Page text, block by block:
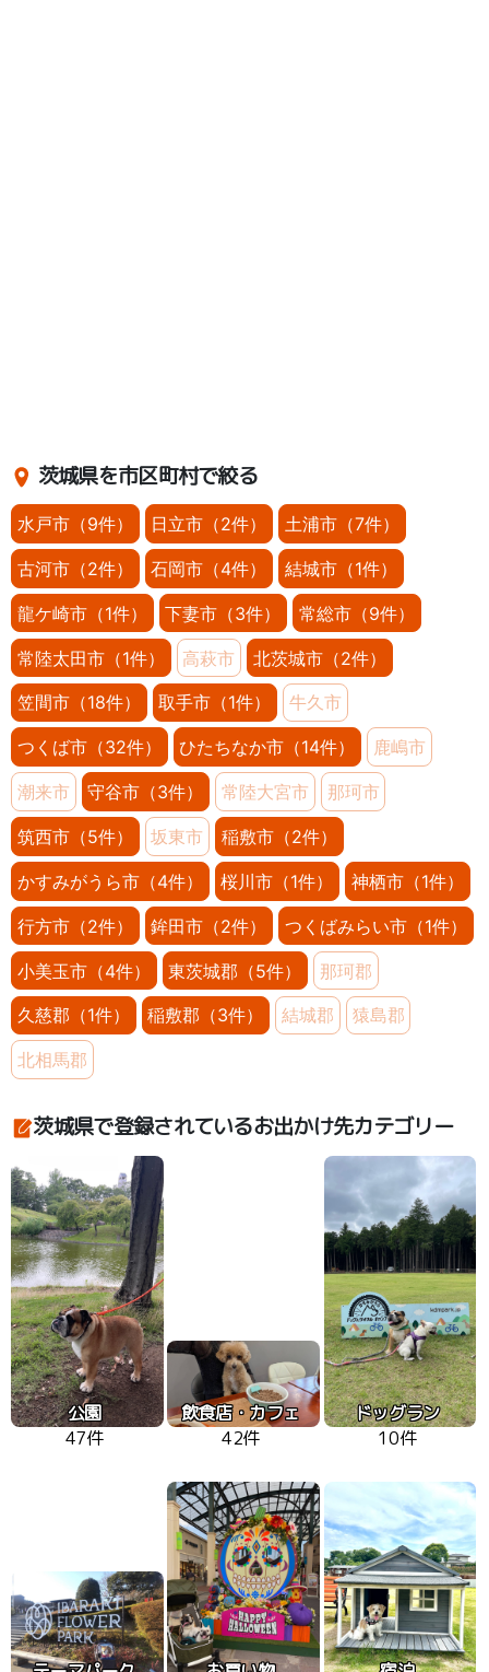
茨城県を市区町村で絞る
水戸市（9件） 日立市（2件） 土浦市（7件）
古河市（2件） 石岡市（4件） 結城市（1件）
龍ケ崎市（1件） 下妻市（3件） 常総市（9件）
常陸太田市（1件） 高萩市 北茨城市（2件）
笠間市（18件） 取手市（1件） 牛久市
つくば市（32件） ひたちなか市（14件） 鹿嶋市
潮来市 守谷市（3件） 常陸大宮市 那珂市
筑西市（5件） 坂東市 稲敷市（2件）
かすみがうら市（4件） 桜川市（1件） 神栖市（1件）
行方市（2件） 鉾田市（2件） つくばみらい市（1件）
小美玉市（4件） 東茨城郡（5件） 那珂郡
久慈郡（1件） 稲敷郡（3件） 結城郡 猿島郡
北相馬郡
茨城県で登録されているお出かけ先カテゴリー
公園
47件
飲食店・カフェ
42件
ドッグラン
10件